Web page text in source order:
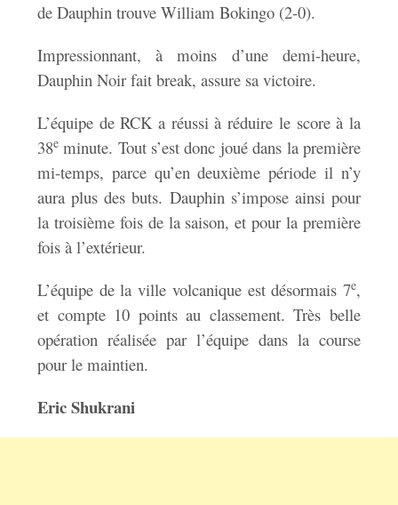
de Dauphin trouve William Bokingo (2-0).
Impressionnant, à moins d’une demi-heure,
Dauphin Noir fait break, assure sa victoire.
L’équipe de RCK a réussi à réduire le score à la
38e minute. Tout s’est donc joué dans la première
mi-temps, parce qu’en deuxième période il n’y
aura plus des buts. Dauphin s’impose ainsi pour
la troisième fois de la saison, et pour la première
fois à l’extérieur.
L’équipe de la ville volcanique est désormais 7e,
et compte 10 points au classement. Très belle
opération réalisée par l’équipe dans la course
pour le maintien.
Eric Shukrani